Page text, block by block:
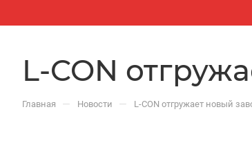
L-CON
Главная — Новости — L-CON отгружает новый